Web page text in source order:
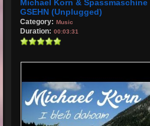
Michael Korn & Spassmaschine
GSEHN (Unplugged)
Category: Music
Duration: 00:03:31